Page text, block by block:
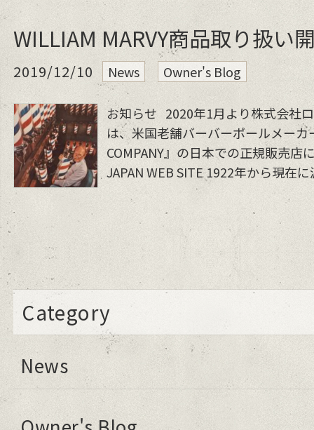
WILLIAM MARVY商品取り扱い
2019/12/10 News Owner's Blog
お知らせ 2020年1月より株式会社
は、米国老舗バーバーポールメーカ
COMPANY』の日本での正規販売店
JAPAN WEB SITE 1922年から現在
Category
News